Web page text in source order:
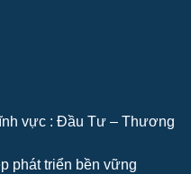
vực : Đầu Tư – Thương
phát triển bền vững